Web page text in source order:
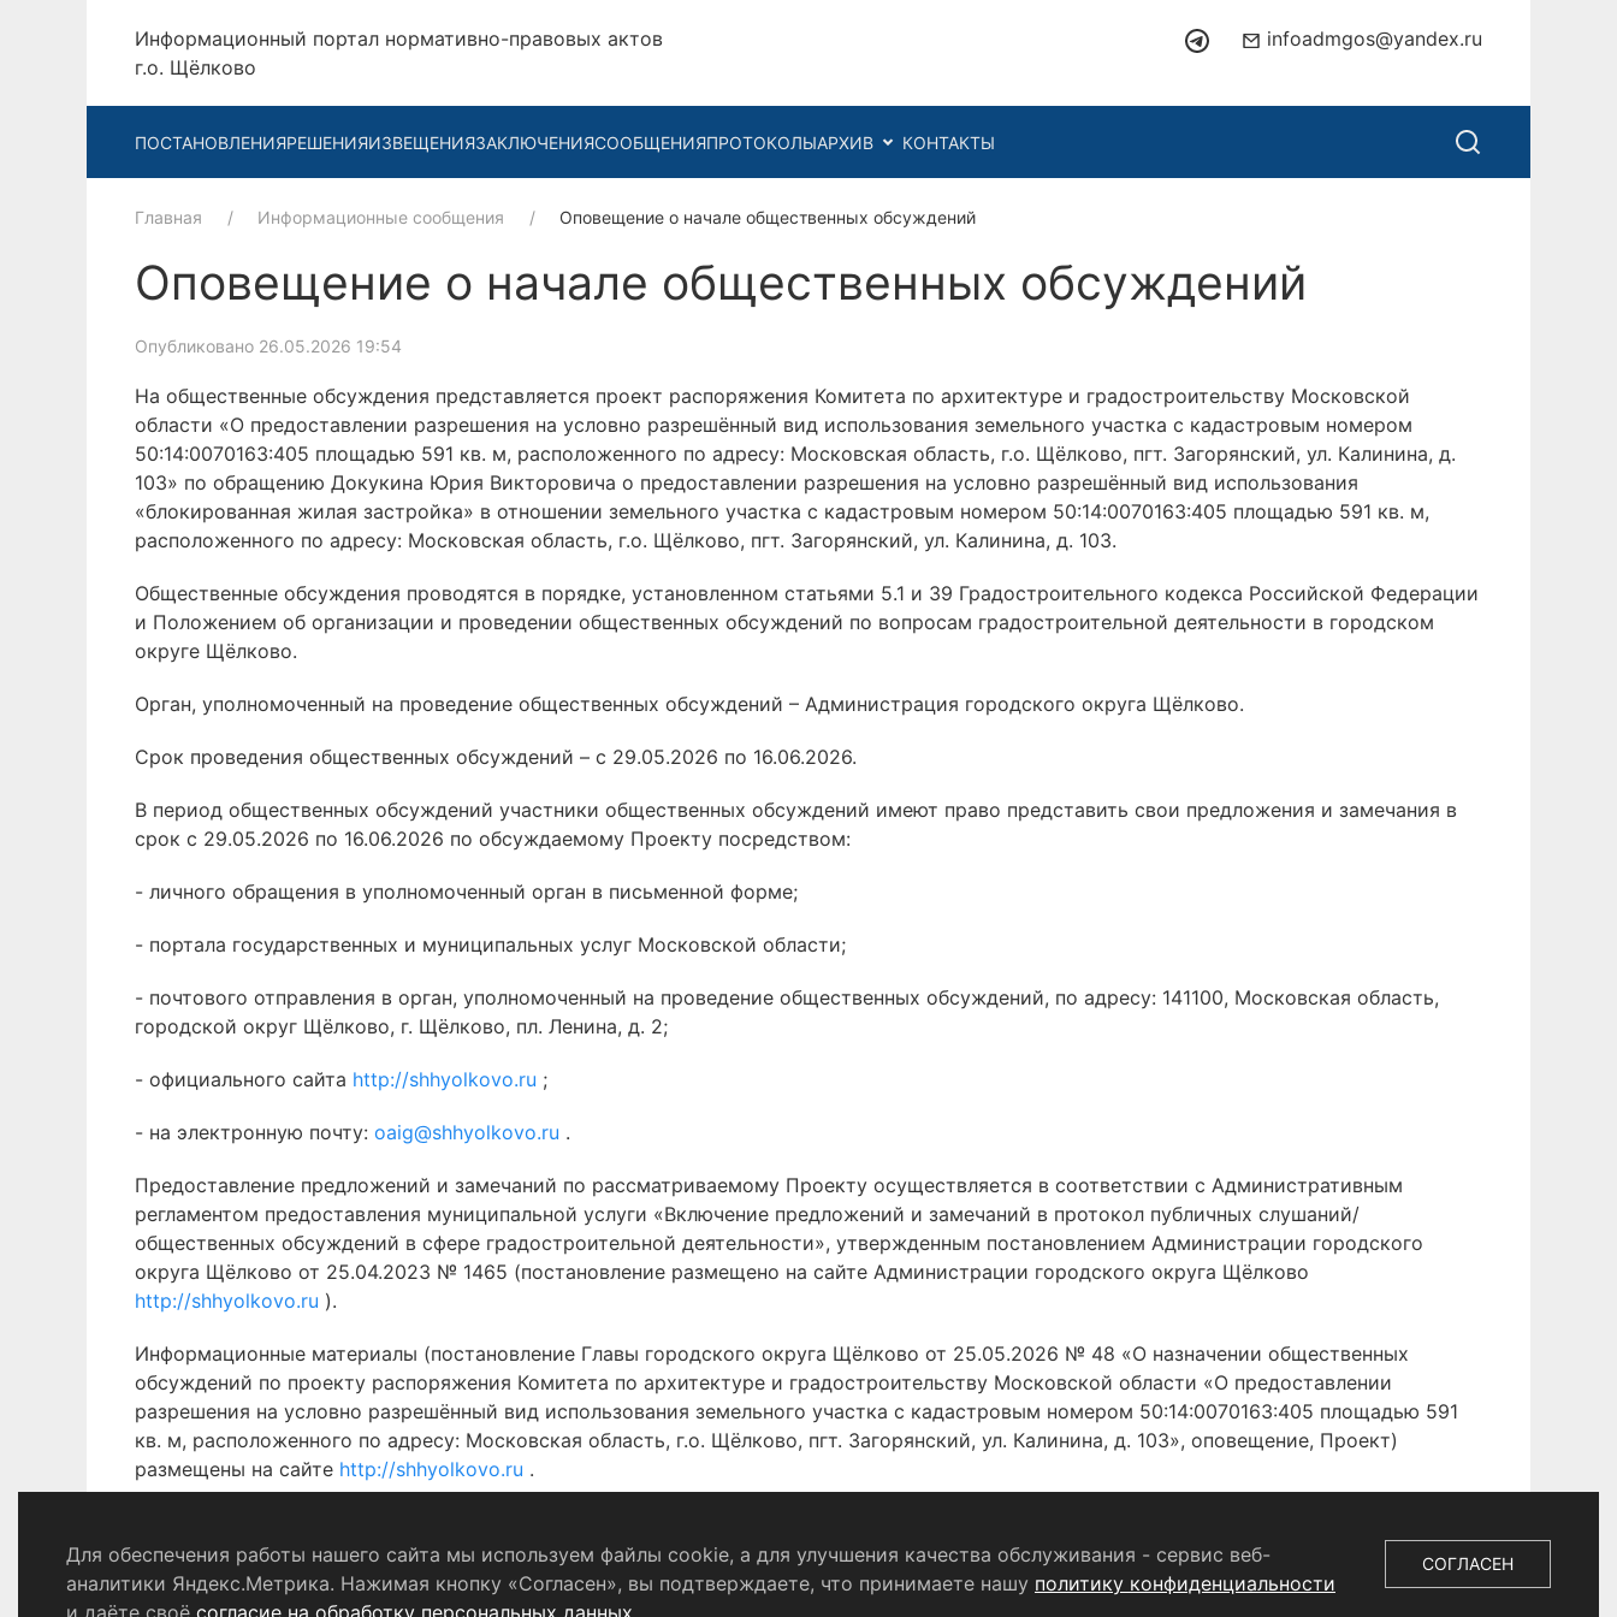
Информационный портал нормативно-правовых актов
г.о. Щёлково
infoadmgos@yandex.ru
ПОСТАНОВЛЕНИЯРЕШЕНИЯИЗВЕЩЕНИЯЗАКЛЮЧЕНИЯСООБЩЕНИЯПРОТОКОЛЫАРХИВ КОНТАКТЫ
Главная Информационные сообщения Оповещение о начале общественных обсуждений
Оповещение о начале общественных обсуждений
Опубликовано 26.05.2026 19:54
На общественные обсуждения представляется проект распоряжения Комитета по архитектуре и градостроительству Московской
области «О предоставлении разрешения на условно разрешённый вид использования земельного участка с кадастровым номером
50:14:0070163:405 площадью 591 кв. м, расположенного по адресу: Московская область, г.о. Щёлково, пгт. Загорянский, ул. Калинина, д.
103» по обращению Докукина Юрия Викторовича о предоставлении разрешения на условно разрешённый вид использования
«блокированная жилая застройка» в отношении земельного участка с кадастровым номером 50:14:0070163:405 площадью 591 кв. м,
расположенного по адресу: Московская область, г.о. Щёлково, пгт. Загорянский, ул. Калинина, д. 103.
Общественные обсуждения проводятся в порядке, установленном статьями 5.1 и 39 Градостроительного кодекса Российской Федерации
и Положением об организации и проведении общественных обсуждений по вопросам градостроительной деятельности в городском
округе Щёлково.
Орган, уполномоченный на проведение общественных обсуждений – Администрация городского округа Щёлково.
Срок проведения общественных обсуждений – с 29.05.2026 по 16.06.2026.
В период общественных обсуждений участники общественных обсуждений имеют право представить свои предложения и замечания в
срок с 29.05.2026 по 16.06.2026 по обсуждаемому Проекту посредством:
- личного обращения в уполномоченный орган в письменной форме;
- портала государственных и муниципальных услуг Московской области;
- почтового отправления в орган, уполномоченный на проведение общественных обсуждений, по адресу: 141100, Московская область,
городской округ Щёлково, г. Щёлково, пл. Ленина, д. 2;
- официального сайта http://shhyolkovo.ru ;
- на электронную почту: oaig@shhyolkovo.ru .
Предоставление предложений и замечаний по рассматриваемому Проекту осуществляется в соответствии с Административным
регламентом предоставления муниципальной услуги «Включение предложений и замечаний в протокол публичных слушаний/
общественных обсуждений в сфере градостроительной деятельности», утвержденным постановлением Администрации городского
округа Щёлково от 25.04.2023 № 1465 (постановление размещено на сайте Администрации городского округа Щёлково
http://shhyolkovo.ru ).
Информационные материалы (постановление Главы городского округа Щёлково от 25.05.2026 № 48 «О назначении общественных
обсуждений по проекту распоряжения Комитета по архитектуре и градостроительству Московской области «О предоставлении
разрешения на условно разрешённый вид использования земельного участка с кадастровым номером 50:14:0070163:405 площадью 591
кв. м, расположенного по адресу: Московская область, г.о. Щёлково, пгт. Загорянский, ул. Калинина, д. 103», оповещение, Проект)
размещены на сайте http://shhyolkovo.ru .
Политика конфиденциальности Согласие на обработку персональных данных
© 2024 - 2026 Сетевое издание «Информационный портал Щёлково». Свидетельство о регистрации СМИ
Для обеспечения работы нашего сайта мы используем файлы cookie, а для улучшения качества обслуживания - сервис веб-
аналитики Яндекс.Метрика. Нажимая кнопку «Согласен», вы подтверждаете, что принимаете нашу политику конфиденциальности
и даёте своё согласие на обработку персональных данных
СОГЛАСЕН